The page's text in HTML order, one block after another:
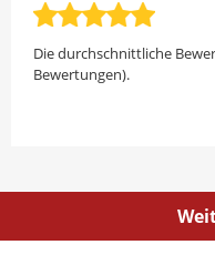
Die durchschnittliche
Bewertungen).